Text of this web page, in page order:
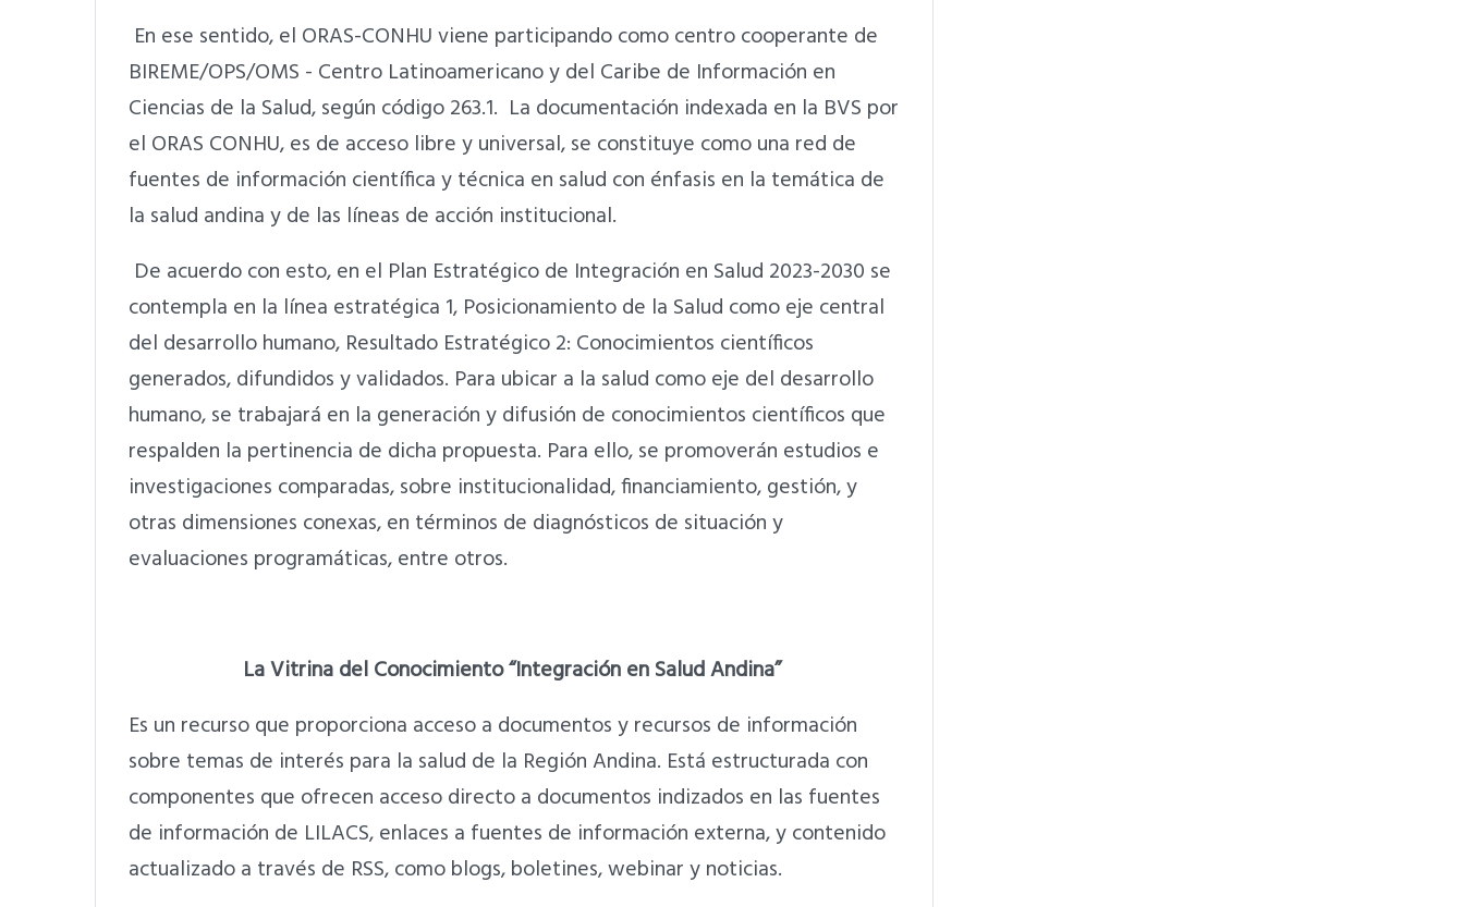
En ese sentido, el ORAS-CONHU viene participando como centro cooperante de
BIREME/OPS/OMS - Centro Latinoamericano y del Caribe de Información en
Ciencias de la Salud, según código 263.1. La documentación indexada en la BVS por
el ORAS CONHU, es de acceso libre y universal, se constituye como una red de
fuentes de información científica y técnica en salud con énfasis en la temática de
la salud andina y de las líneas de acción institucional.
De acuerdo con esto, en el Plan Estratégico de Integración en Salud 2023-2030 se
contempla en la línea estratégica 1, Posicionamiento de la Salud como eje central
del desarrollo humano, Resultado Estratégico 2: Conocimientos científicos
generados, difundidos y validados. Para ubicar a la salud como eje del desarrollo
humano, se trabajará en la generación y difusión de conocimientos científicos que
respalden la pertinencia de dicha propuesta. Para ello, se promoverán estudios e
investigaciones comparadas, sobre institucionalidad, financiamiento, gestión, y
otras dimensiones conexas, en términos de diagnósticos de situación y
evaluaciones programáticas, entre otros.
La Vitrina del Conocimiento “Integración en Salud Andina”
Es un recurso que proporciona acceso a documentos y recursos de información
sobre temas de interés para la salud de la Región Andina. Está estructurada con
componentes que ofrecen acceso directo a documentos indizados en las fuentes
de información de LILACS, enlaces a fuentes de información externa, y contenido
actualizado a través de RSS, como blogs, boletines, webinar y noticias.